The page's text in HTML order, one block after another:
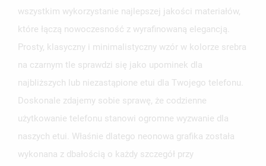
wszystkim wykorzystanie najlepszej jakości materiałów,
które łączą nowoczesność z wyrafinowaną elegancją.
Prosty, klasyczny i minimalistyczny wzór w kolorze srebra
na czarnym tle sprawdzi się jako upominek dla
najbliższych lub niezastąpione etui dla Twojego telefonu.
Doskonale zdajemy sobie sprawę, że codzienne
użytkowanie telefonu stanowi ogromne wyzwanie dla
naszych etui. Właśnie dlatego neonowa grafika została
wykonana z dbałością o każdy szczegół przy